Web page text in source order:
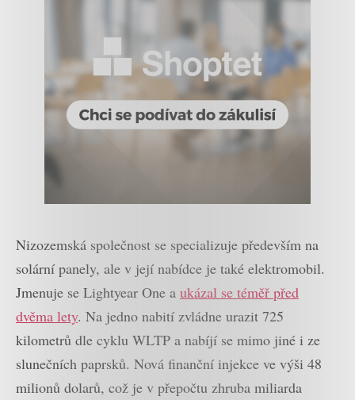
Nizozemská společnost se specializuje především na
solární panely, ale v její nabídce je také elektromobil.
Jmenuje se Lightyear One a ukázal se téměř před
dvěma lety. Na jedno nabití zvládne urazit 725
kilometrů dle cyklu WLTP a nabíjí se mimo jiné i ze
slunečních paprsků. Nová finanční injekce ve výši 48
milionů dolarů, což je v přepočtu zhruba miliarda